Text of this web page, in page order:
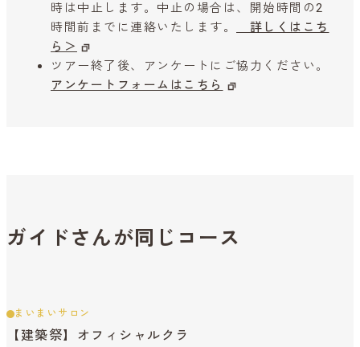
時は中止します。中止の場合は、開始時間の2
時間前までに連絡いたします。
詳しくはこち
ら＞
ツアー終了後、アンケートにご協力ください。
アンケートフォームはこちら
ガイドさんが同じコース
まいまいサロン
【建築祭】オフィシャルクラ